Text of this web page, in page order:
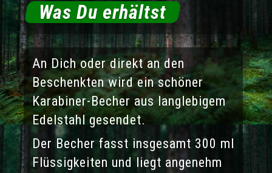
Was Du erhältst
An Dich oder direkt an den
Beschenkten wird ein schöner
Karabiner-Becher aus langlebigem
Edelstahl gesendet.
Der Becher fasst insgesamt 300 ml
Flüssigkeiten und liegt angenehm